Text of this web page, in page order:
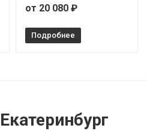
от 20 080 ₽
Подробнее